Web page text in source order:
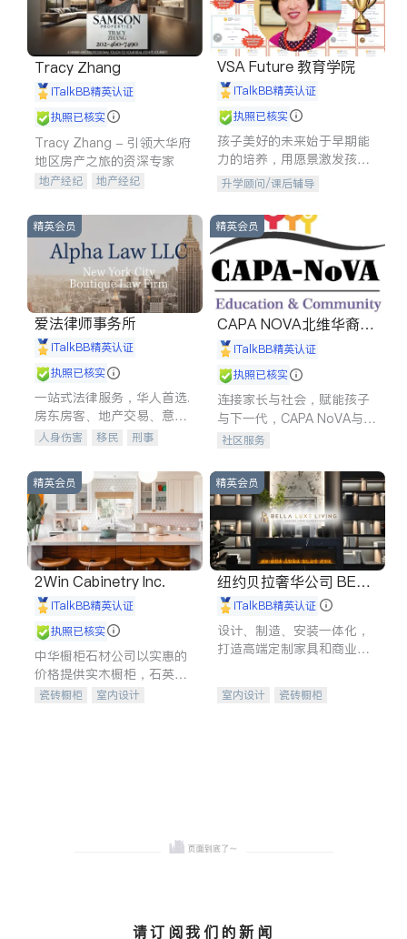
Tracy Zhang
iTalkBB精英认证
执照已核实
Tracy Zhang - 引领大华府
地区房产之旅的资深专家
地产经纪
地产经纪
商铺租售
VSA Future 教育学院
iTalkBB精英认证
执照已核实
孩子美好的未来始于早期能
力的培养，用愿景激发孩子
的学习潜力和动力。理念：
拥有成长型心态是成功的基
石。
升学顾问/课后辅导
精英会员
爱法律师事务所
iTalkBB精英认证
执照已核实
一站式法律服务，华人首选.
房东房客、地产交易、意外
伤害、车祸重伤、商业诉
建筑合同、刑事案件全包办
人身伤害 移民
刑事
信托/遗嘱
商业
商标注册
索赔
律师-其它 保释
精英会员
CAPA NOVA北维华裔家
长会iTalkBB精英认证
执照已核实
连接家长与社会，赋能孩子
与下一代，CAPA NoVA与您
携手建设包容、公平、充满
社区服务
精英会员
2Win Cabinetry Inc.
iTalkBB精英认证
执照已核实
中华橱柜石材公司以实惠的
价格提供实木橱柜，石英石
台面，多种优质不锈钢水
瓷砖橱柜
室内设计
精英会员
纽约贝拉奢华公司 BELL
A LUXE
iTalkBB精英认证
设计、制造、安装一体化，
打造高端定制家具和商业空
室内设计
瓷砖橱柜
请订阅我们的新闻